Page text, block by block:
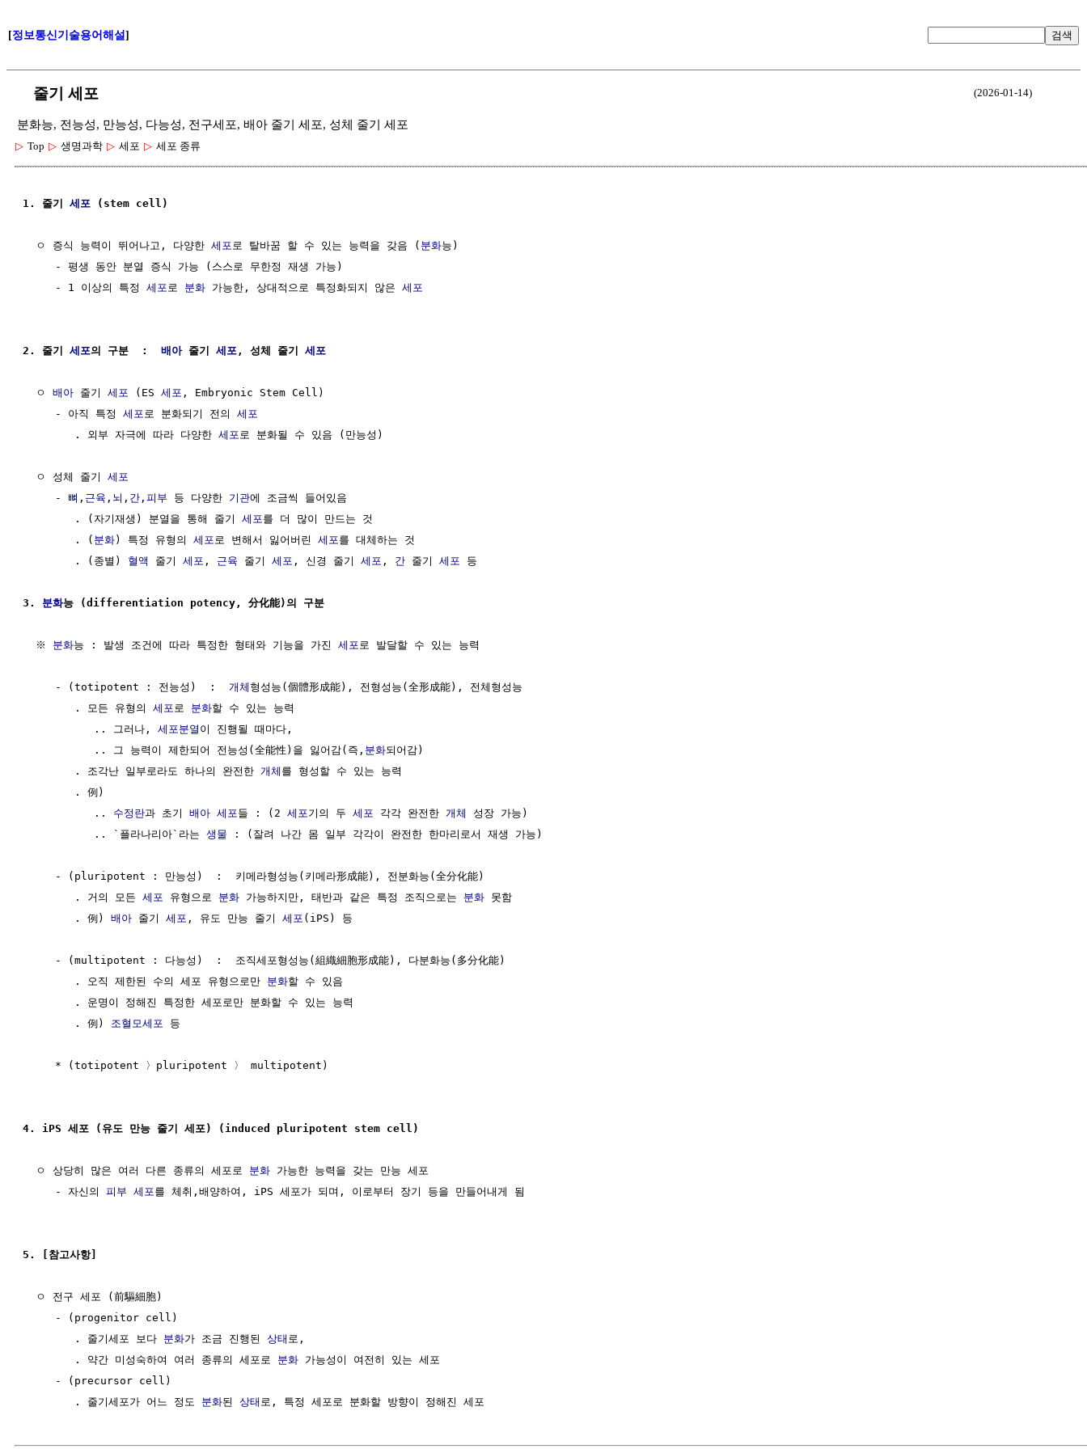
[정보통신기술용어해설] 검색
줄기 세포 (2026-01-14)
분화능, 전능성, 만능성, 다능성, 전구세포, 배아 줄기 세포, 성체 줄기 세포
▷ Top ▷ 생명과학 ▷ 세포 ▷ 세포 종류
1. 줄기 세포 (stem cell)
  ㅇ 증식 능력이 뛰어나고, 다양한
세포 로 탈바꿈 할 수 있는 능력을 갖음 ( 분화능)
     - 평생 동안 분열 증식 가능 (스스로 무한정 재생 가능)
     - 1 이상의 특정
세포 로 분화 가능한, 상대적으로 특정화되지 않은 세포
2. 줄기 세포의 구분  : 배아 줄기 세포 , 성체 줄기 세포
  ㅇ
배아 줄기 세포 (ES 세포 , Embryonic Stem Cell)
     - 아직 특정
세포 로 분화되기 전의 세포
        . 외부 자극에 따라 다양한
세포 로 분화될 수 있음 (만능성)
  ㅇ 성체 줄기
세포
     -
뼈 , 근육 , 뇌 , 간 , 피부 등 다양한 기관에 조금씩 들어있음
        . (자기재생) 분열을 통해 줄기
세포를 더 많이 만드는 것
        . (
분화) 특정 유형의 세포 로 변해서 잃어버린 세포를 대체하는 것
        . (종별)
혈액 줄기 세포 , 근육 줄기 세포 , 신경 줄기 세포 , 간 줄기 세포 등
3. 분화능 (differentiation potency, 分化能)의 구분
  ※
분화능 : 발생 조건에 따라 특정한 형태와 기능을 가진 세포 로 발달할 수 있는 능력
     - (totipotent : 전능성)  :
개체 형성능(個體形成能), 전형성능(全形成能), 전체형성능
        . 모든 유형의
세포 로 분화할 수 있는 능력
           .. 그러나,
세포분열 이 진행될 때마다,
           .. 그 능력이 제한되어 전능성(全能性)을 잃어감(즉,
분화되어감)
        . 조각난 일부로라도 하나의 완전한
개체 를 형성할 수 있는 능력
        . 例)
           ..
수정란과 초기 배아 세포들 : (2 세포기의 두 세포 각각 완전한 개체
성장 가능)
           .. `플라나리아`라는
생물 : (잘려 나간 몸 일부 각각이 완전한 한마리로서 재생 가능)
     - (pluripotent : 만능성)  :  키메라형성능(키메라形成能), 전분화능(全分化能)
        . 거의 모든
세포 유형으로 분화 가능하지만, 태반과 같은 특정 조직으로는 분화 못함
        . 例)
배아 줄기 세포 , 유도 만능 줄기 세포 (iPS) 등
     - (multipotent : 다능성)  :  조직세포형성능(組織細胞形成能), 다분화능(多分化能)
        . 오직 제한된 수의 세포 유형으로만
분화할 수 있음
        . 운명이 정해진 특정한 세포로만 분화할 수 있는 능력
        . 例)
조혈모세포 등
     * (totipotent 〉pluripotent 〉 multipotent)
4. iPS 세포 (유도 만능 줄기 세포) (induced pluripotent stem cell)
  ㅇ 상당히 많은 여러 다른 종류의 세포로
분화 가능한 능력을 갖는 만능 세포
     - 자신의
피부 세포를 체취,배양하여, iPS 세포가 되며, 이로부터 장기 등을 만들어내게 됨
5. [참고사항]
  ㅇ 전구 세포 (前驅細胞)
     - (progenitor cell)
        . 줄기세포 보다
분화가 조금 진행된 상태 로,
        . 약간 미성숙하여 여러 종류의 세포로
분화 가능성이 여전히 있는 세포
     - (precursor cell)
        . 줄기세포가 어느 정도
분화된 상태